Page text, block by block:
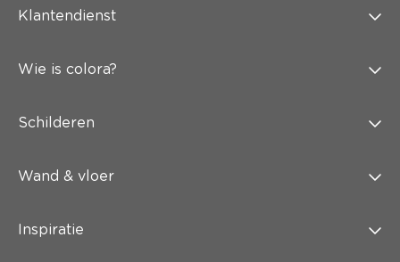
Klantendienst
Wie is colora?
Schilderen
Wand & vloer
Inspiratie